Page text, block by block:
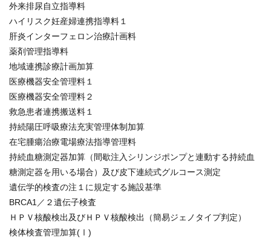
外来排尿自立指導料
ハイリスク妊産婦連携指導料１
肝炎インターフェロン治療計画料
薬剤管理指導料
地域連携診療計画加算
医療機器安全管理料１
医療機器安全管理料２
救急患者連携搬送料１
持続陽圧呼吸療法充実管理体制加算
在宅腫瘍治療電場療法指導管理料
持続血糖測定器加算（間歇注入シリンジポンプと連動する持続血
糖測定器を用いる場合）及び皮下連続式グルコース測定
遺伝学的検査の注１に規定する施設基準
BRCA1／２遺伝子検査
ＨＰＶ核酸検出及びＨＰＶ核酸検出（簡易ジェノタイプ判定）
検体検査管理加算(Ⅰ)